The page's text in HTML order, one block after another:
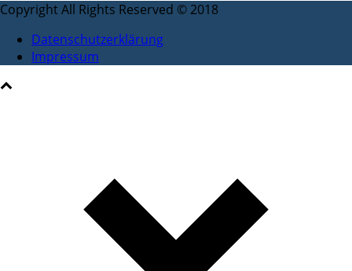
Copyright All Rights Reserved © 2018
Datenschutzerklärung
Impressum